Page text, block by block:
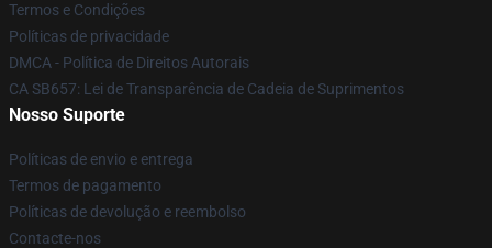
Termos e Condições
Políticas de privacidade
DMCA - Política de Direitos Autorais
CA SB657: Lei de Transparência de Cadeia de Suprimentos
Nosso Suporte
Políticas de envio e entrega
Termos de pagamento
Políticas de devolução e reembolso
Contacte-nos